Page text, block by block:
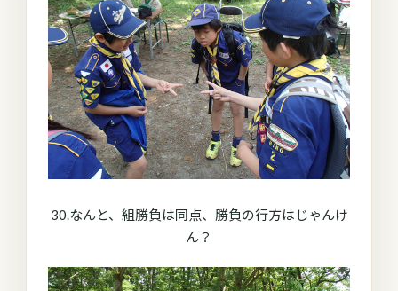
30.なんと、組勝負は同点、勝負の行方はじゃんけ
ん？